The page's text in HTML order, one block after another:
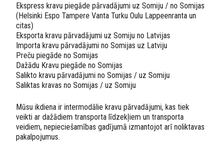
Ekspress kravu piegāde pārvadājumi uz Somiju / no Somijas
(Helsinki Espo Tampere Vanta Turku Oulu Lappeenranta un
citas)
Eksporta kravu pārvadājumi uz Somiju no Latvijas
Importa kravu pārvadājumi no Somijas uz Latviju
Preču piegāde no Somijas
Dažādu Kravu piegāde no Somijas
Salikto kravu pārvadājumi no Somijas / uz Somiju
Saliktas kravas no Somijas / uz Somiju
Mūsu ikdiena ir intermodālie kravu pārvadājumi, kas tiek
veikti ar dažādiem transporta līdzekļiem un transporta
veidiem, nepieciešamības gadījumā izmantojot arī noliktavas
pakalpojumus.